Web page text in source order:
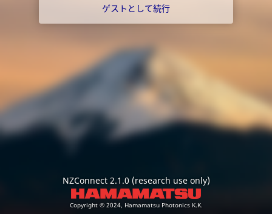
ゲストとして続行
NZConnect 2.1.0 (research use only)
Copyright © 2024, Hamamatsu Photonics K.K.